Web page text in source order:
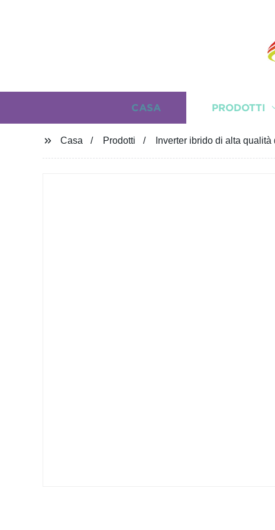
CASA PRODOTTI
Casa Prodotti Inverter ibrido di alta